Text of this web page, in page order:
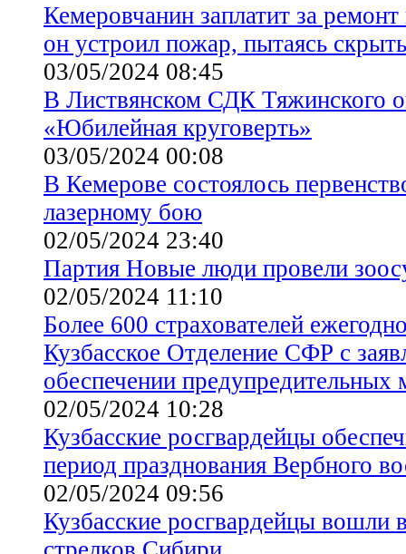
Кемеровчанин заплатит за
он устроил пожар, пытаясь
03/05/2024 08:45
В Листвянском СДК Тяжинского
«Юбилейная круговерть»
03/05/2024 00:08
В Кемерове состоялось
лазерному бою
02/05/2024 23:40
Партия Новые люди провели
02/05/2024 11:10
Более 600 страхователей
Кузбасское Отделение СФР с
обеспечении предупредительных
02/05/2024 10:28
Кузбасские росгвардейцы
период празднования Вербного
02/05/2024 09:56
Кузбасские росгвардейцы вошли